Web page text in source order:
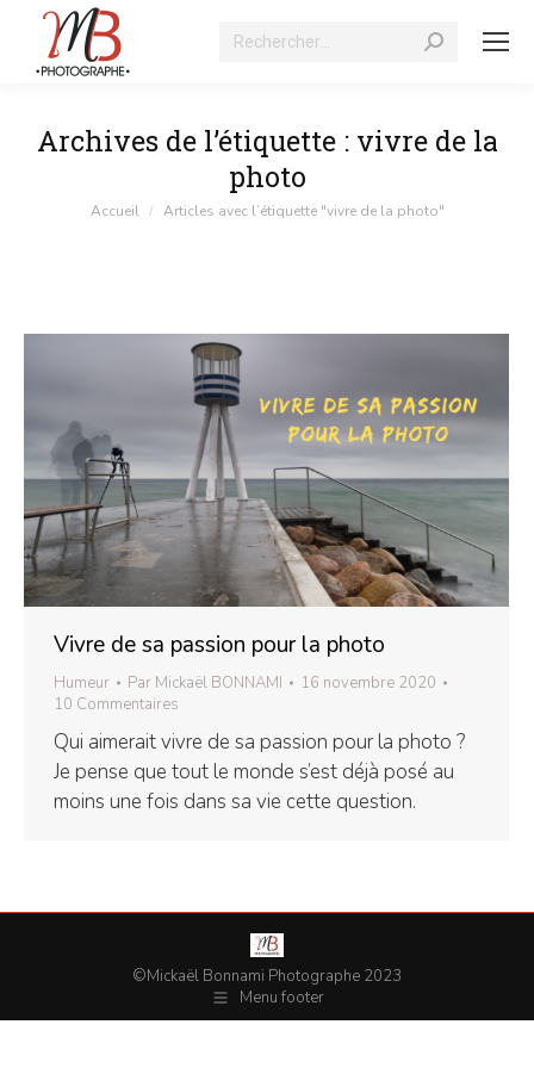
Recherche
Archives de l’étiquette : vivre de la
photo
Vous êtes ici :
Accueil Articles avec l’étiquette "vivre de la photo"
Vivre de sa passion pour la photo
Humeur Par Mickaël BONNAMI
16 novembre 2020
10 Commentaires
Qui aimerait vivre de sa passion pour la photo ?
Je pense que tout le monde s’est déjà posé au
moins une fois dans sa vie cette question.
©Mickaël Bonnami Photographe 2023
Menu footer